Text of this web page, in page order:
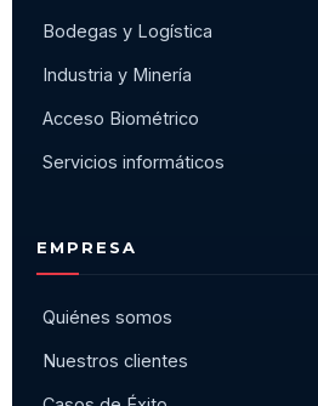
Bodegas y Logística
Industria y Minería
Acceso Biométrico
Servicios informáticos
EMPRESA
Quiénes somos
Nuestros clientes